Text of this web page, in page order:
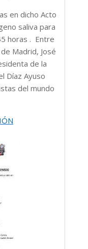
en dicho Acto
saliva para
horas . Entre
Madrid, José
de la
Díaz Ayuso
del mundo